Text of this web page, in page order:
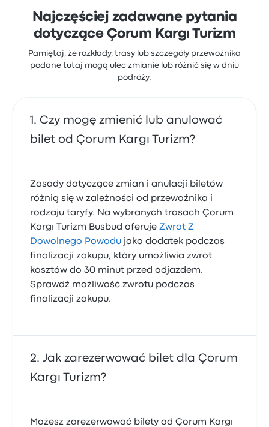
Najczęściej zadawane pytania
dotyczące Çorum Kargı Turizm
Pamiętaj, że rozkłady, trasy lub szczegóły przewoźnika
podane tutaj mogą ulec zmianie lub różnić się w dniu
podróży.
Czy mogę zmienić lub anulować
bilet od Çorum Kargı Turizm?
Zasady dotyczące zmian i anulacji biletów
różnią się w zależności od przewoźnika i
rodzaju taryfy. Na wybranych trasach Çorum
Kargı Turizm Busbud oferujeZwrot Z
Dowolnego Powodu jako dodatek podczas
finalizacji zakupu, który umożliwia zwrot
kosztów do 30 minut przed odjazdem.
Sprawdź możliwość zwrotu podczas
finalizacji zakupu.
Jak zarezerwować bilet dla Çorum
Kargı Turizm?
Możesz zarezerwować bilety od Çorum Kargı